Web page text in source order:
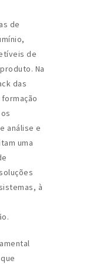
de
de
Na
das
análise e
uma
à